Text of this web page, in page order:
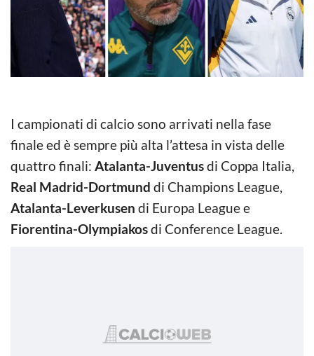
I campionati di calcio sono arrivati nella fase
finale ed è sempre più alta l’attesa in vista delle
quattro finali: Atalanta-Juventusdi Coppa Italia,
Real Madrid-Dortmund di Champions League,
Atalanta-Leverkusen di Europa League e
Fiorentina-Olympiakosdi Conference League.